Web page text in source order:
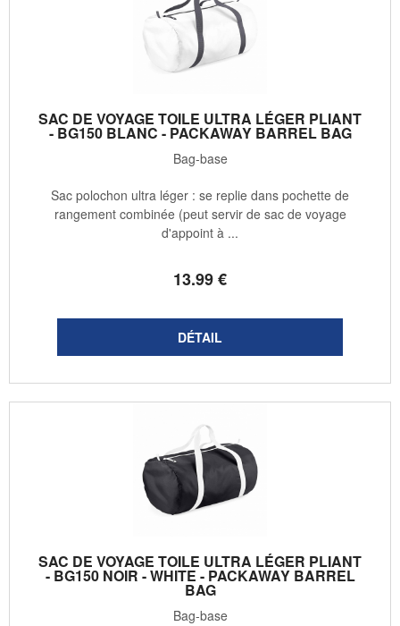
SAC DE VOYAGE TOILE ULTRA LÉGER PLIANT
- BG150 BLANC - PACKAWAY BARREL BAG
Bag-base
13.99€
Sac polochon ultra léger : se replie dans pochette de
rangement combinée (peut servir de sac de voyage
d'appoint à ...
SAC DE VOYAGE TOILE ULTRA LÉGER PLIANT
- BG150 NOIR - WHITE - PACKAWAY BARREL
BAG
Bag-base